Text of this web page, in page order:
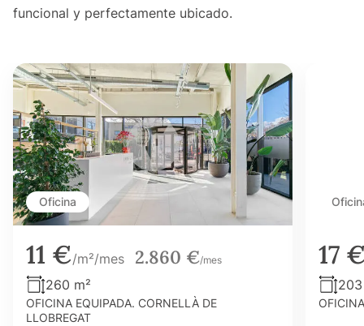
funcional y perfectamente ubicado.
Oficina
11 €/m²/mes 2.860 €/mes
260 m²
OFICINA EQUIPADA. CORNELLÀ DE
LLOBREGAT
17